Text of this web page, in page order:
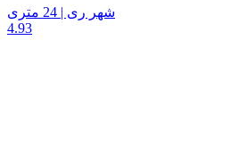
شهر ری | 24 متری
4.93